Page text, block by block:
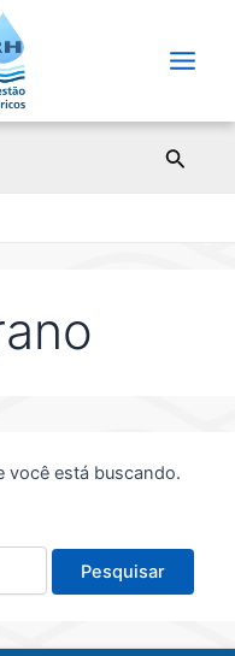
você está buscando.